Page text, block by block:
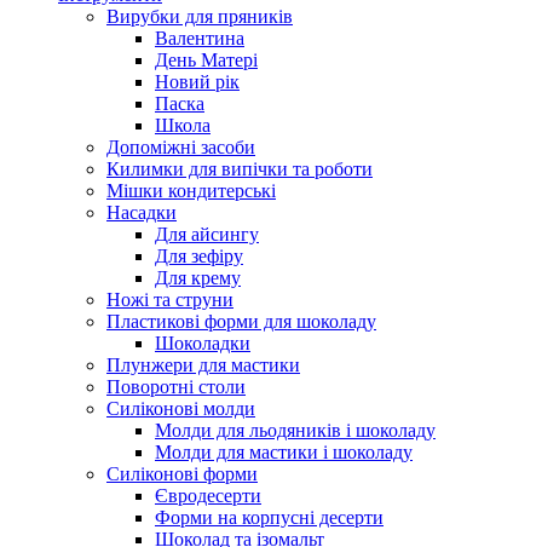
Вирубки для пряників
Валентина
День Матері
Новий рік
Паска
Школа
Допоміжні засоби
Килимки для випічки та роботи
Мішки кондитерські
Насадки
Для айсингу
Для зефіру
Для крему
Ножі та струни
Пластикові форми для шоколаду
Шоколадки
Плунжери для мастики
Поворотні столи
Силіконові молди
Молди для льодяників і шоколаду
Молди для мастики і шоколаду
Силіконові форми
Євродесерти
Форми на корпусні десерти
Шоколад та ізомальт